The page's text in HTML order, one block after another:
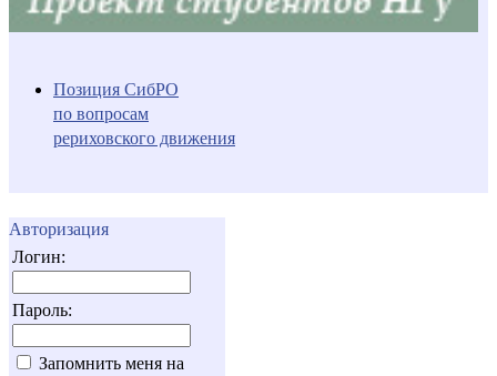
Позиция СибРО
по вопросам
рериховского движения
Авторизация
Логин:
Пароль:
Запомнить меня на